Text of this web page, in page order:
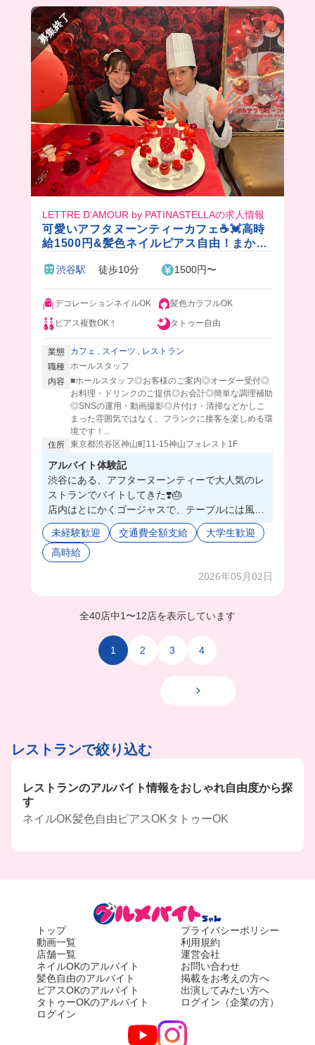
募集終了
LETTRE D‘AMOUR by PATINASTELLAの求人情報
可愛いアフタヌーンティーカフェ☕️💓高時
給1500円&髪色ネイルピアス自由！まかな
渋谷駅 徒歩10分 1500円〜
デコレーションネイルOK
髪色カラフルOK
ピアス複数OK！
タトゥー自由
業態 カフェ , スイーツ , レストラン
職種 ホールスタッフ
内容 ■ホールスタッフ◎お客様のご案内◎オーダー受付◎
お料理・ドリンクのご提供◎お会計◎簡単な調理補助
◎SNSの運用・動画撮影◎片付け・清掃などかしこ
まった雰囲気ではなく、フランクに接客を楽しめる環
境です！...
住所 東京都渋谷区神山町11-15神山フォレスト1F
アルバイト体験記
渋谷にある、アフターヌーンティーで大人気のレ
ストランでバイトしてきた❣️🎂
店内はとにかくゴージャスで、テーブルには風船
とか可愛い装飾がたくさんで癒しの塊だった🥺❤️‍🔥
実は推し活してるお客様が多いから、ドレスと推
し活グッズのレンタルもやってるの🫢
ってくれそう😏
しいから、推し活好きの人には特にオススメか
未経験歓迎 交通費全額支給
大学生歓迎
高時給
2026年05月02日
全40店中1 〜12店を表示しています
1 2 3 4
レストランで絞り込む
レストランのアルバイト情報をおしゃれ自由度から探
す
ネイルOK髪色自由 ピアスOKタトゥーOK
トップ
動画一覧
店舗一覧
ネイルOKのアルバイト
髪色自由のアルバイト
ピアスOKのアルバイト
タトゥーOKのアルバイト
ログイン
プライバシーポリシー
利用規約
運営会社
お問い合わせ
掲載をお考えの方へ
出演してみたい方へ
ログイン（企業の方）